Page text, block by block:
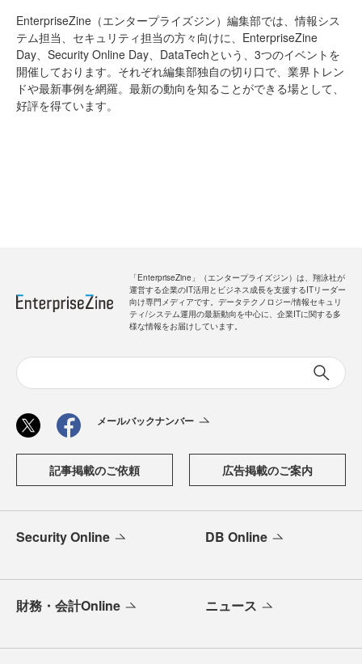
EnterpriseZine（エンタープライズジン）編集部では、情報シス
テム担当、セキュリティ担当の方々向けに、EnterpriseZine
Day、Security Online Day、DataTechという、3つのイベントを
開催しております。それぞれ編集部独自の切り口で、業界トレン
ドや最新事例を網羅。最新の動向を知ることができる場として、
好評を得ています。
「EnterpriseZine」（エンタープライズジン）は、翔泳社が
運営する企業のIT活用とビジネス成長を支援するITリーダー
向け専門メディアです。データテクノロジー/情報セキュリ
ティ/システム運用の最新動向を中心に、企業ITに関する多
様な情報をお届けしています。
メールバックナンバー
記事掲載のご依頼 広告掲載のご案内
Security Online DB Online
財務・会計Online ニュース